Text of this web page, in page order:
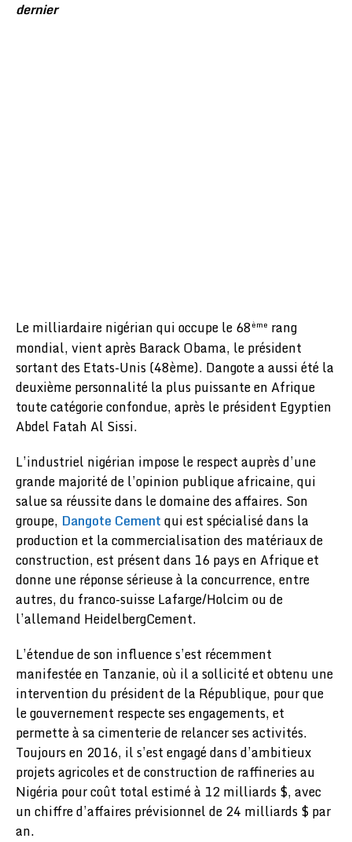
dernier
Le milliardaire nigérian qui occupe le 68ème rang
mondial, vient après Barack Obama, le président
sortant des Etats-Unis (48ème). Dangote a aussi été la
deuxième personnalité la plus puissante en Afrique
toute catégorie confondue, après le président Egyptien
Abdel Fatah Al Sissi.
L’industriel nigérian impose le respect auprès d’une
grande majorité de l’opinion publique africaine, qui
salue sa réussite dans le domaine des affaires. Son
groupe, Dangote Cementqui est spécialisé dans la
production et la commercialisation des matériaux de
construction, est présent dans 16 pays en Afrique et
donne une réponse sérieuse à la concurrence, entre
autres, du franco-suisse Lafarge/Holcim ou de
l’allemand HeidelbergCement.
L’étendue de son influence s’est récemment
manifestée en Tanzanie, où il a sollicité et obtenu une
intervention du président de la République, pour que
le gouvernement respecte ses engagements, et
permette à sa cimenterie de relancer ses activités.
Toujours en 2016, il s’est engagé dans d’ambitieux
projets agricoles et de construction de raffineries au
Nigéria pour coût total estimé à 12 milliards $, avec
un chiffre d’affaires prévisionnel de 24 milliards $ par
an.